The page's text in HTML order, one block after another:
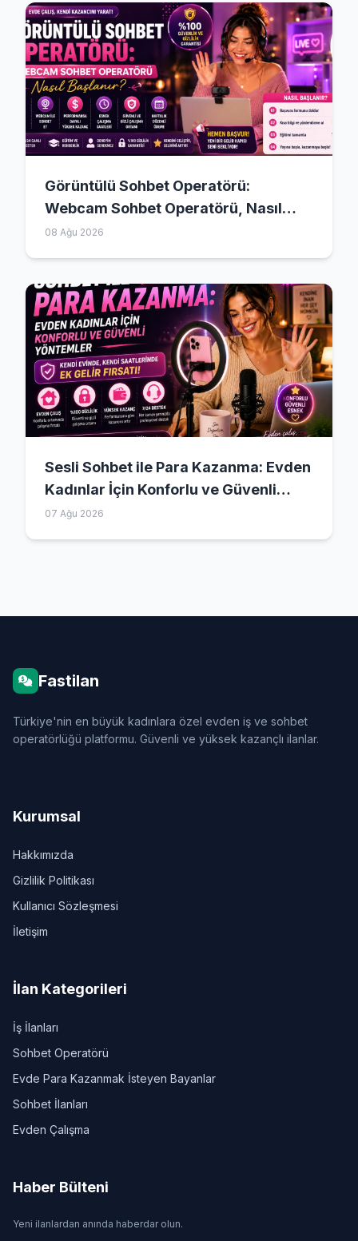
Görüntülü Sohbet Operatörü:
Webcam Sohbet Operatörü, Nasıl
Başlanır?
08 Ağu 2026
Sesli Sohbet ile Para Kazanma: Evden
Kadınlar İçin Konforlu ve Güvenli
Yöntemler
07 Ağu 2026
Fastilan
Türkiye'nin en büyük kadınlara özel evden iş ve sohbet
operatörlüğü platformu. Güvenli ve yüksek kazançlı ilanlar.
Kurumsal
Hakkımızda
Gizlilik Politikası
Kullanıcı Sözleşmesi
İletişim
İlan Kategorileri
İş İlanları
Sohbet Operatörü
Evde Para Kazanmak İsteyen Bayanlar
Sohbet İlanları
Evden Çalışma
Haber Bülteni
Yeni ilanlardan anında haberdar olun.